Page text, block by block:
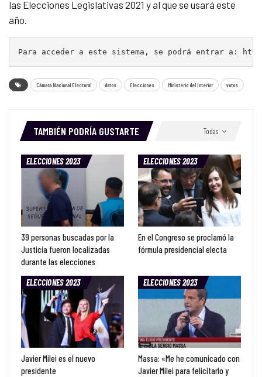
las Elecciones Legislativas 2021 y al que se usará este
año.
Para acceder a este sistema, se podrá entrar a:
Cámara Nacional Electoral datos Elecciones Ministerio del Interior votos
Todas
TAMBIÉN PODRÍA GUSTARTE
ELECCIONES 2023
39 personas buscadas por la
Justicia fueron localizadas
durante las elecciones
ELECCIONES 2023
En el Congreso se proclamó la
fórmula presidencial electa
ELECCIONES 2023
Javier Milei es el nuevo
presidente
ELECCIONES 2023
Massa: «Me he comunicado con
Javier Milei para felicitarlo y